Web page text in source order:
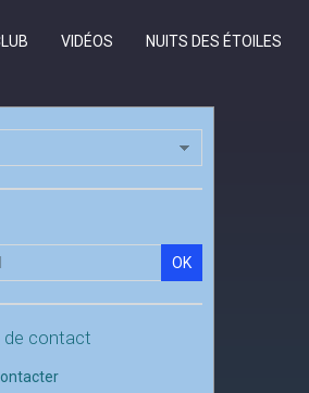
VIDÉOS NUITS DES ÉTOILES
OK
de contact